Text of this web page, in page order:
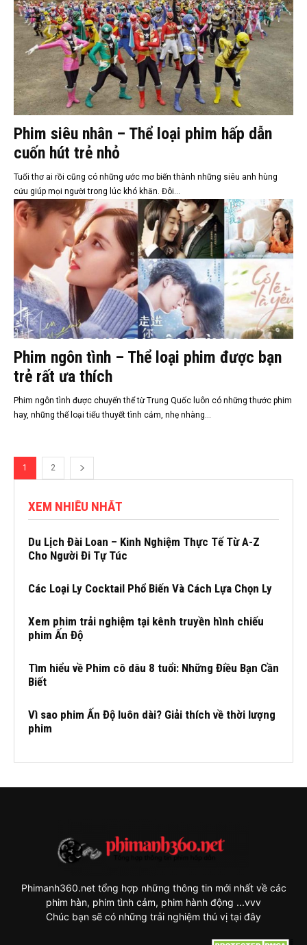
Phim siêu nhân – Thể loại phim hấp dẫn
cuốn hút trẻ nhỏ
Tuổi thơ ai rồi cũng có những ước mơ biến thành những siêu anh hùng
cứu giúp mọi người trong lúc khó khăn. Đôi...
Phim ngôn tình – Thể loại phim được bạn
trẻ rất ưa thích
Phim ngôn tình được chuyển thể từ Trung Quốc luôn có những thước phim
hay, những thể loại tiểu thuyết tình cảm, nhẹ nhàng...
1 2
XEM NHIỀU NHẤT
Du Lịch Đài Loan – Kinh Nghiệm Thực Tế Từ A-Z
Cho Người Đi Tự Túc
Các Loại Ly Cocktail Phổ Biến Và Cách Lựa Chọn Ly
Xem phim trải nghiệm tại kênh truyền hình chiếu
phim Ấn Độ
Tìm hiểu về Phim cô dâu 8 tuổi: Những Điều Bạn Cần
Biết
Vì sao phim Ấn Độ luôn dài? Giải thích về thời lượng
phim
Phimanh360.net tổng hợp những thông tin mới nhất về các
phim hàn, phim tình cảm, phim hành động ...vvv
Chúc bạn sẽ có những trải nghiệm thú vị tại đây